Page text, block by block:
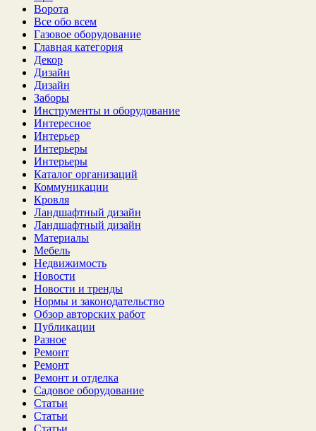
Ворота
Все обо всем
Газовое оборудование
Главная категория
Декор
Дизайн
Дизайн
Заборы
Инструменты и оборудование
Интересное
Интерьер
Интерьеры
Интерьеры
Каталог организаций
Коммуникации
Кровля
Ландшафтный дизайн
Ландшафтный дизайн
Материалы
Мебель
Недвижимость
Новости
Новости и тренды
Нормы и законодательство
Обзор авторских работ
Публикации
Разное
Ремонт
Ремонт
Ремонт и отделка
Садовое оборудование
Статьи
Статьи
Статьи